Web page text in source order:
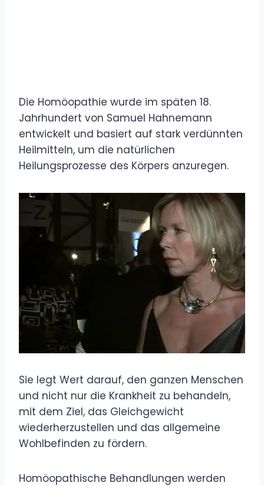
Die Homöopathie wurde im späten 18.
Jahrhundert von Samuel Hahnemann
entwickelt und basiert auf stark verdünnten
Heilmitteln, um die natürlichen
Heilungsprozesse des Körpers anzuregen.
Sie legt Wert darauf, den ganzen Menschen
und nicht nur die Krankheit zu behandeln,
mit dem Ziel, das Gleichgewicht
wiederherzustellen und das allgemeine
Wohlbefinden zu fördern.
Homöopathische Behandlungen werden